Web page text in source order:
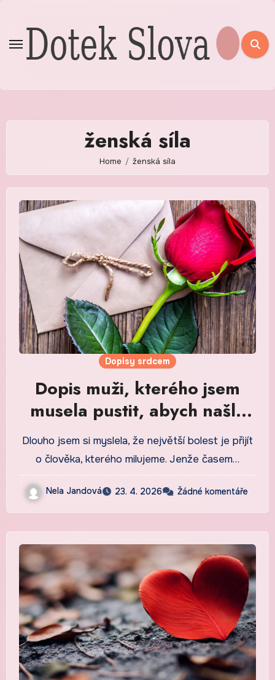
content
ženská síla
Home ženská síla
Dopisy srdcem
Dopis muži, kterého jsem
musela pustit, abych našla
sama sebe
Dlouho jsem si myslela, že největší bolest je přijít
o člověka, kterého milujeme. Jenže časem…
Nela Jandová 23. 4. 2026 Žádné komentáře